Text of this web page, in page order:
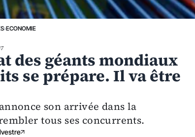
›ECONOMIE
des géants mondiaux
se prépare. Il va être
son arrivée dans la
tous ses concurrents.